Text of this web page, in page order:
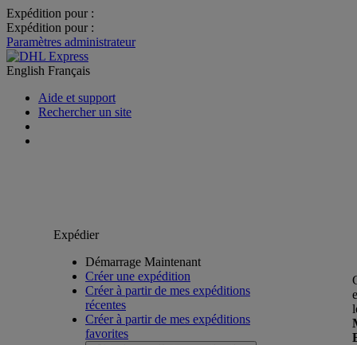
Expédition pour :
Expédition pour :
Paramètres administrateur
English Français
Aide et support
Rechercher un site
Expédier
Démarrage Maintenant
Créer une expédition
Créer à partir de mes expéditions
récentes
Créer à partir de mes expéditions
favorites